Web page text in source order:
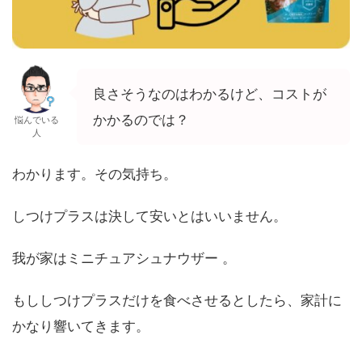
悩んでいる
人
良さそうなのはわかるけど、コストが
かかるのでは？
わかります。その気持ち。
しつけプラスは決して安いとはいいません。
我が家はミニチュアシュナウザー 。
もししつけプラスだけを食べさせるとしたら、家計に
かなり響いてきます。